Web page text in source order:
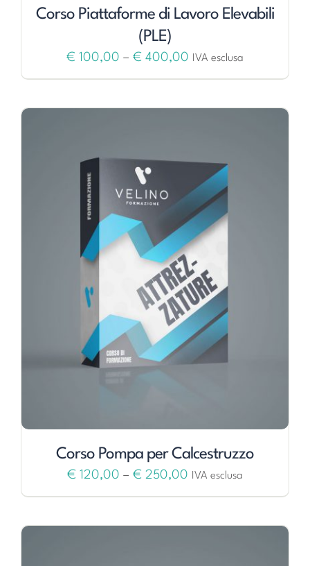
Corso Piattaforme di Lavoro Elevabili
(PLE)
€ 100,00 – € 400,00 IVA esclusa
Corso Pompa per Calcestruzzo
€ 120,00 – € 250,00 IVA esclusa